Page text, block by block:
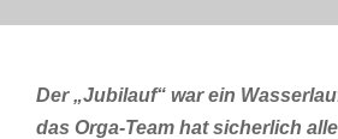
Der „Jubilauf“ war ein
das Orga-Team hat sicherlich